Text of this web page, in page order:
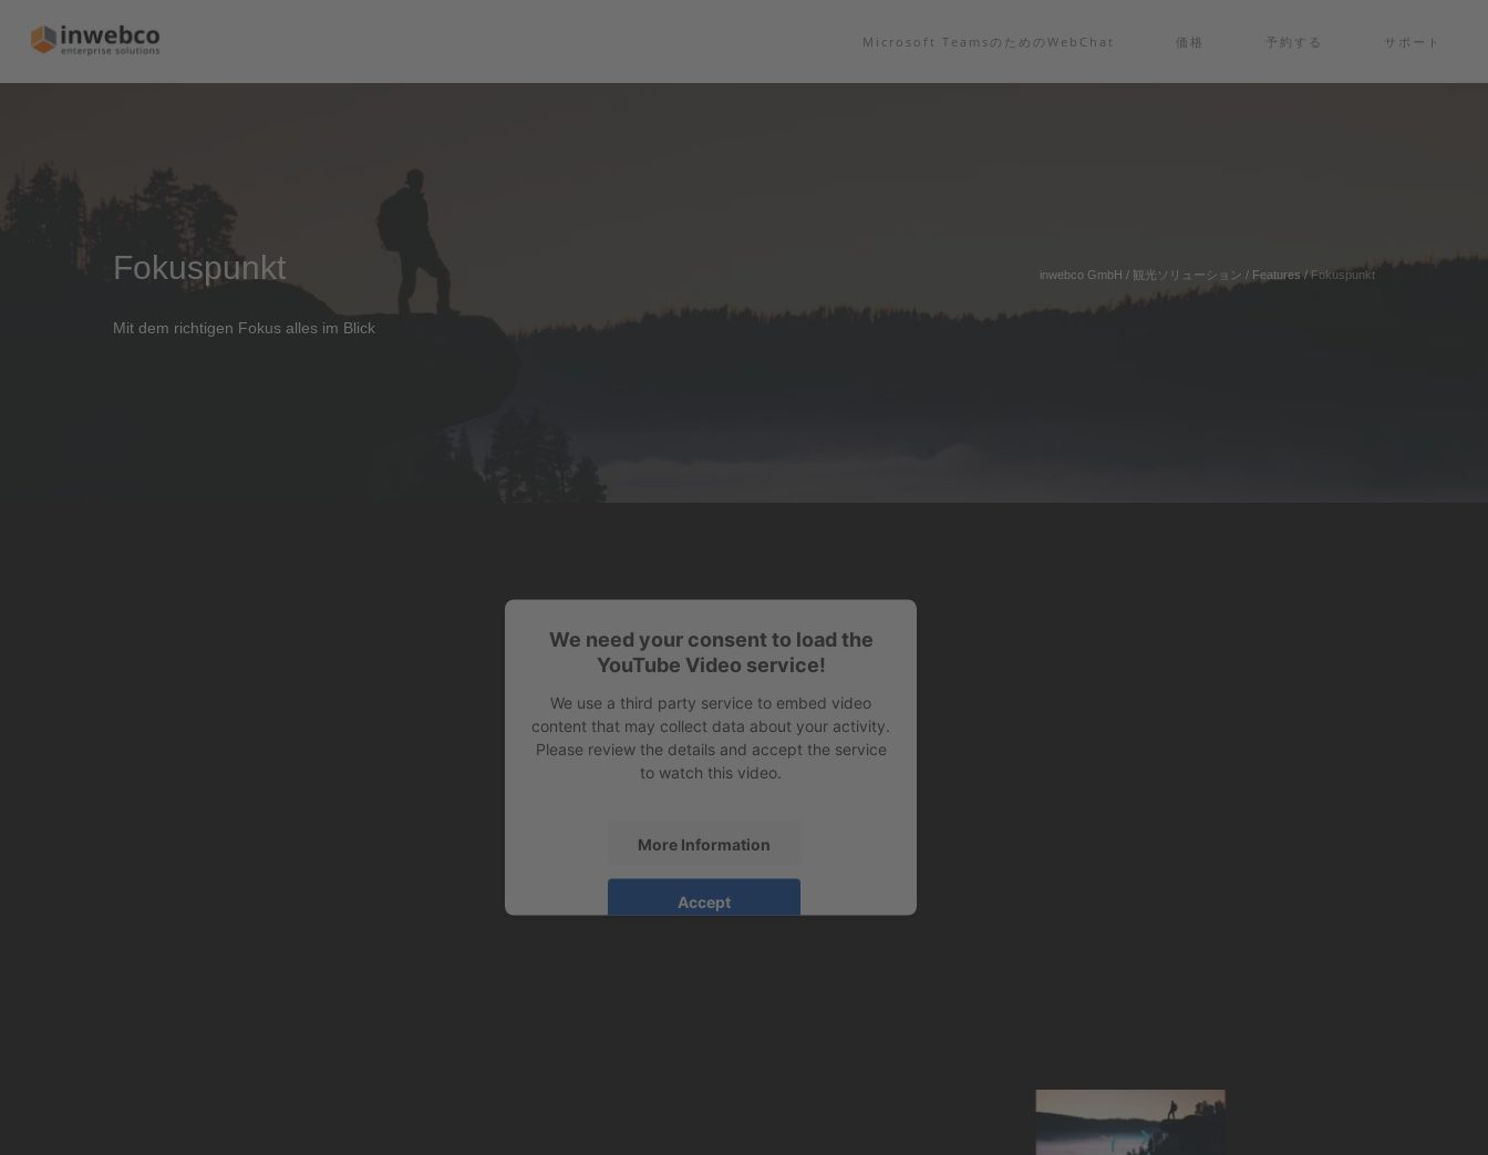
Microsoft TeamsのためのWebChat 価格 予約する サポート
Fokuspunkt
Mit dem richtigen Fokus alles im Blick
inwebco GmbH / 観光ソリューション / Features / Fokuspunkt
We need your consent to load the
YouTube Video service!
We use a third party service to embed video
content that may collect data about your activity.
Please review the details and accept the service
to watch this video.
More Information
Accept